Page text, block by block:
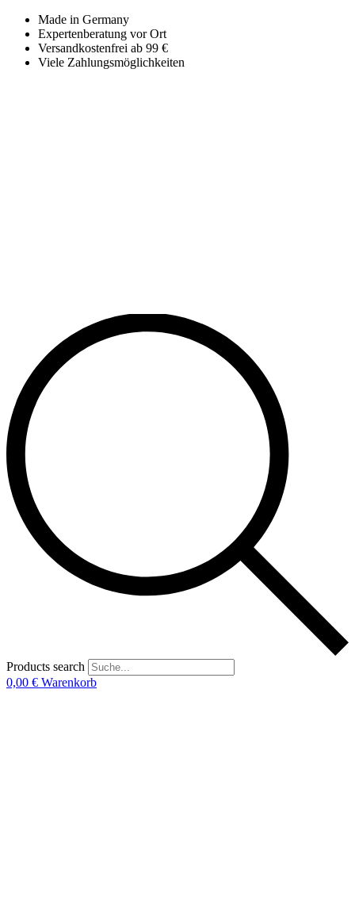
Made in Germany
Expertenberatung vor Ort
Versandkostenfrei ab 99 €
Viele Zahlungsmöglichkeiten
Products search
0,00 € Warenkorb